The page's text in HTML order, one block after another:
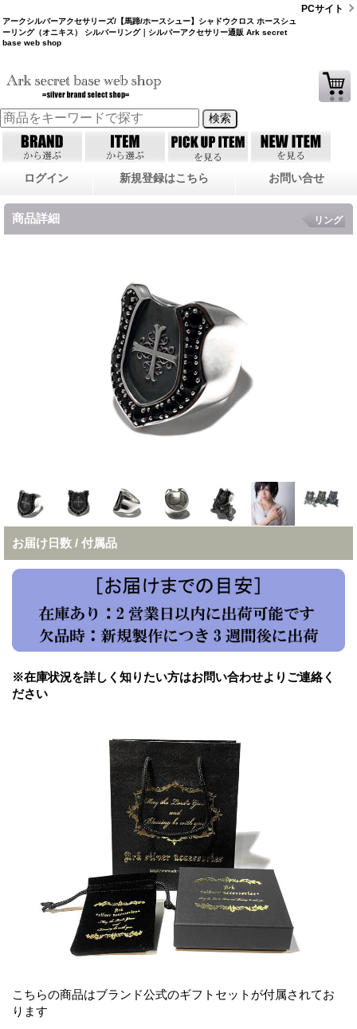
アークシルバーアクセサリーズ/【馬蹄/ホースシュー】シャドウクロス ホースシュ
ーリング（オニキス） シルバーリング｜シルバーアクセサリー通販 Ark secret
base web shop
PCサイト
ログイン 新規登録はこちら お問い合せ
商品詳細 リング
お届け日数 / 付属品
※在庫状況を詳しく知りたい方はお問い合わせよりご連絡く
ださい
こちらの商品はブランド公式のギフトセットが付属されてお
ります